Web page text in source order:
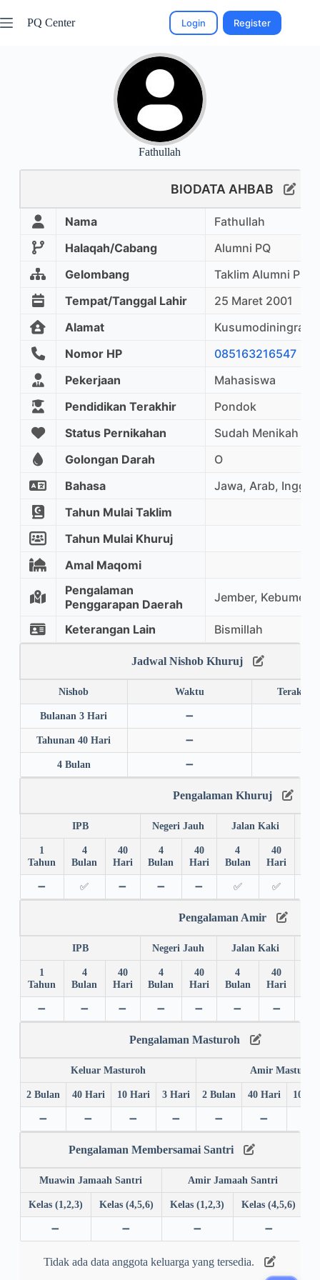
PQ Center Login Register
Fathullah
BIODATA AHBAB
Nama
Fathullah
Halaqah/Cabang
Alumni PQ
Gelombang
Taklim Alumni PQ
Tempat/Tanggal Lahir
25 Maret 2001
Alamat
Nomor HP
085163216547
Pekerjaan
Mahasiswa
Pendidikan Terakhir
Pondok
Status Pernikahan
Sudah Menikah
Golongan Darah
O
Bahasa
Jawa, Arab,
Tahun Mulai Taklim
Tahun Mulai Khuruj
Amal Maqomi
Pengalaman
Penggarapan Daerah
Jember, Kebumen
Keterangan Lain Bismillah
Jadwal Nishob Khuruj
Nishob Waktu Terakhir
Bulanan 3 Hari ➖
Tahunan 40 Hari ➖
4 Bulan ➖
Pengalaman Khuruj
IPB Negeri Jauh Jalan Kaki
1
Tahun
4
Bulan
40
Hari
4
Bulan
40
Hari
4
Bulan
40
Hari
➖ ✅ ➖ ➖ ➖ ✅ ✅
Pengalaman Amir
IPB Negeri Jauh Jalan Kaki
1
Tahun
4
Bulan
40
Hari
4
Bulan
40
Hari
4
Bulan
40
Hari
➖ ➖ ➖ ➖ ➖ ➖ ➖
Pengalaman Masturoh
Keluar Masturoh Amir Masturoh
2 Bulan 40 Hari 10 Hari 3 Hari 2 Bulan 40 Hari 10
➖ ➖ ➖ ➖ ➖ ➖
Pengalaman Membersamai Santri
Muawin Jamaah Santri Amir Jamaah Santri
Kelas (1,2,3) Kelas (4,5,6) Kelas (1,2,3) Kelas (4,5,6)
➖ ➖ ➖ ➖
Tidak ada data anggota keluarga yang tersedia.